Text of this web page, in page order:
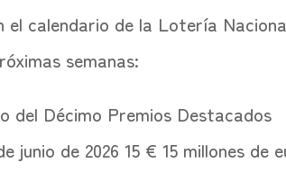
el calendario de la Lotería
semanas:
del Décimo Premios Destacados
de 2026 15 € 15 millones de